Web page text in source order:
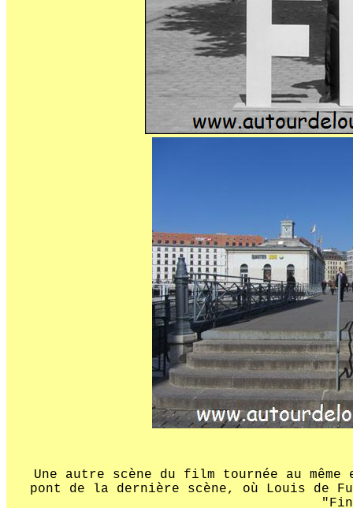
Une autre scène du film tournée au
pont de la dernière scène, où Louis de